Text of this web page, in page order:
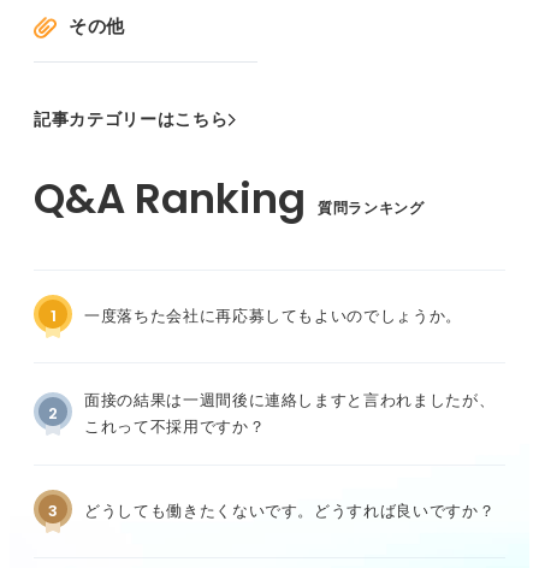
その他
記事カテゴリーはこちら
質問ランキング
1 一度落ちた会社に再応募してもよいのでしょうか。
2
面接の結果は一週間後に連絡しますと言われましたが、
これって不採用ですか？
3 どうしても働きたくないです。どうすれば良いですか？